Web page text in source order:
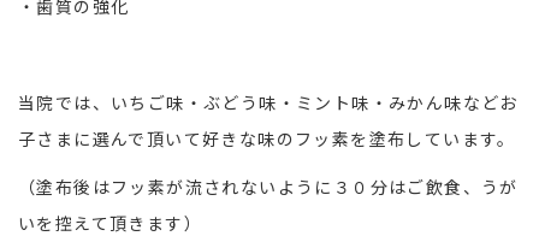
・歯質の強化
当院では、いちご味・ぶどう味・ミント味・みかん味などお
子さまに選んで頂いて好きな味のフッ素を塗布しています。
（塗布後はフッ素が流されないように３０分はご飲食、うが
いを控えて頂きます）